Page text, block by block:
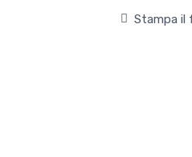
Stampa il